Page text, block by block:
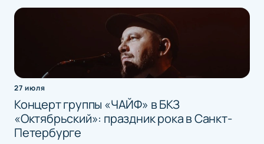
27 июля
Концерт группы «ЧАЙФ» в БКЗ
«Октябрьский»: праздник рока в Санкт-
Петербурге